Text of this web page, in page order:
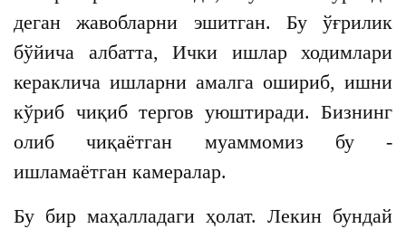
деган жавобларни эшитган. Бу ўғрилик
бўйича албатта, Ички ишлар ходимлари
кераклича ишларни амалга ошириб, ишни
кўриб чиқиб тергов уюштиради. Бизнинг
олиб чиқаётган муаммомиз бу -
ишламаётган камералар.
Бу бир маҳалладаги ҳолат. Лекин бундай